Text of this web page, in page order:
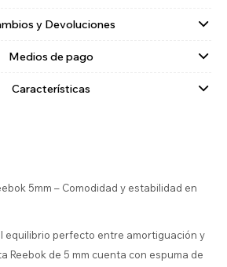
y Devoluciones
Medios de pago
Características
5mm – Comodidad y estabilidad en
equilibrio perfecto entre amortiguación y
Reebok de 5 mm cuenta con espuma de